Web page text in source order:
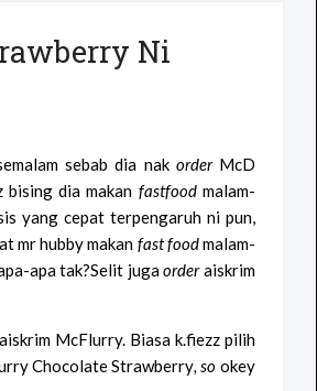
Ni
sebab dia nak orderMcD
bising dia makan fastfoodmalam-
yang cepat terpengaruh ni pun,
mr hubby makan fast foodmalam-
apa tak?Selit jugaorderaiskrim
McFlurry. Biasa k.fiezz pilih
Chocolate Strawberry, so okey